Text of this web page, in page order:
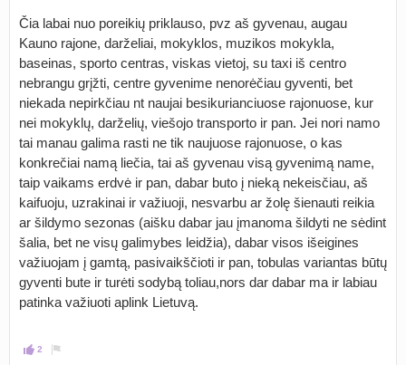
Čia labai nuo poreikių priklauso, pvz aš gyvenau, augau
Kauno rajone, darželiai, mokyklos, muzikos mokykla,
baseinas, sporto centras, viskas vietoj, su taxi iš centro
nebrangu grįžti, centre gyvenime nenorėčiau gyventi, bet
niekada nepirkčiau nt naujai besikurianciuose rajonuose, kur
nei mokyklų, darželių, viešojo transporto ir pan. Jei nori namo
tai manau galima rasti ne tik naujuose rajonuose, o kas
konkrečiai namą liečia, tai aš gyvenau visą gyvenimą name,
taip vaikams erdvė ir pan, dabar buto į nieką nekeisčiau, aš
kaifuoju, uzrakinai ir važiuoji, nesvarbu ar žolę šienauti reikia
ar šildymo sezonas (aišku dabar jau įmanoma šildyti ne sėdint
šalia, bet ne visų galimybes leidžia), dabar visos išeigines
važiuojam į gamtą, pasivaikščioti ir pan, tobulas variantas būtų
gyventi bute ir turėti sodybą toliau,nors dar dabar ma ir labiau
patinka važiuoti aplink Lietuvą.
2